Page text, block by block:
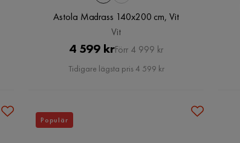
Astola Madrass 140x200 cm, Vit
Vit
Pris
4 599 krOriginal
Pris
Förr 4 999 kr
Tidigare lägsta pris 4 599 kr
Populär